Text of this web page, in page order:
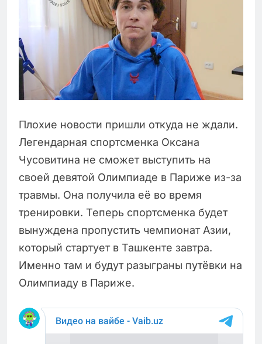
Плохие новости пришли откуда не ждали.
Легендарная спортсменка Оксана
Чусовитина не сможет выступить на
своей девятой Олимпиаде в Париже из-за
травмы. Она получила её во время
тренировки. Теперь спортсменка будет
вынуждена пропустить чемпионат Азии,
который стартует в Ташкенте завтра.
Именно там и будут разыграны путёвки на
Олимпиаду в Париже.